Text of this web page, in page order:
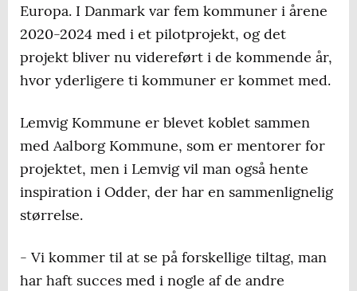
Europa. I Danmark var fem kommuner i årene
2020-2024 med i et pilotprojekt, og det
projekt bliver nu videreført i de kommende år,
hvor yderligere ti kommuner er kommet med.
Lemvig Kommune er blevet koblet sammen
med Aalborg Kommune, som er mentorer for
projektet, men i Lemvig vil man også hente
inspiration i Odder, der har en sammenlignelig
størrelse.
- Vi kommer til at se på forskellige tiltag, man
har haft succes med i nogle af de andre